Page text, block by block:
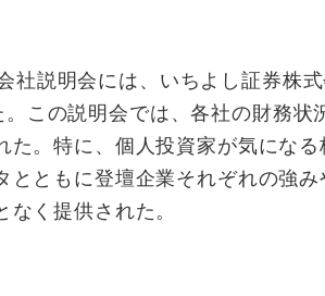
説明会には、いちよし証券株
この説明会では、各社の財務状
。特に、個人投資家が気になる
ともに登壇企業それぞれの強み
く提供された。